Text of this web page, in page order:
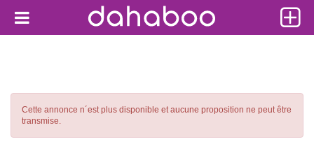
Cette annonce n´est plus disponible et aucune proposition ne peut être
transmise.